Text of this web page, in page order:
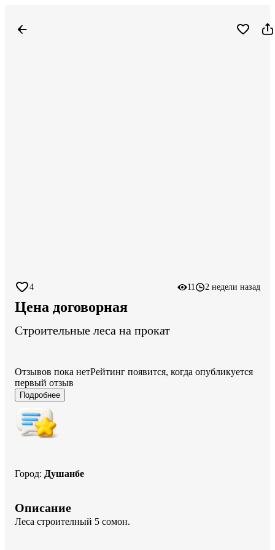
4 11 2 недели назад
Цена договорная
Строительные леса на прокат
Отзывов пока нетРейтинг появится, когда опубликуется
первый отзыв
Подробнее
Город: Душанбе
Описание
Леса строителный 5 сомон.